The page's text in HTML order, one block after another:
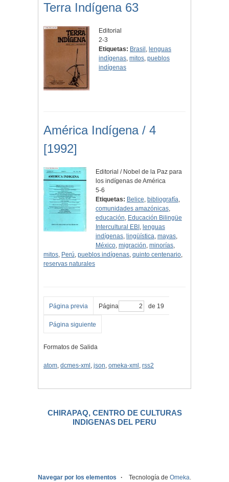
Terra Indígena 63
Editorial
2-3
Etiquetas: Brasil , lenguas
indígenas,mitos,pueblos
indígenas
América Indígena / 4
[1992]
Editorial / Nobel de la Paz para
los indígenas de América
5-6
Etiquetas: Belice, bibliografía,
comunidades amazónicas,
educación, Educación Bilingüe
Intercultural EBI , lenguas
indígenas, lingüística, mayas,
México, migración, minorías,
mitos, Perú, pueblos indígenas, quinto centenario,
reservas naturales
Página previa Página de 19
Página siguiente
Formatos de Salida
atom, dcmes-xml , json, omeka-xml , rss2
CHIRAPAQ, CENTRO DE CULTURAS
INDIGENAS DEL PERU
Navegar por los elementos Tecnología de Omeka.